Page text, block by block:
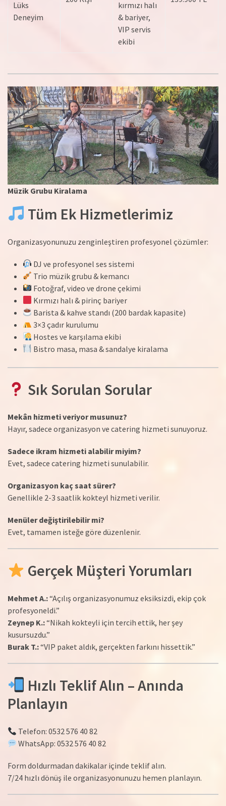
Lüks
Deneyim
kırmızı halı
& bariyer,
VIP servis
ekibi
Müzik Grubu Kiralama
Tüm Ek Hizmetlerimiz
Organizasyonunuzu zenginleştiren profesyonel çözümler:
DJ ve profesyonel ses sistemi
Trio müzik grubu & kemancı
Fotoğraf, video ve drone çekimi
Kırmızı halı & pirinç bariyer
Barista & kahve standı (200 bardak kapasite)
3×3 çadır kurulumu
Hostes ve karşılama ekibi
Bistro masa, masa & sandalye kiralama
Sık Sorulan Sorular
Mekân hizmeti veriyor musunuz?
Hayır, sadece organizasyon ve catering hizmeti sunuyoruz.
Sadece ikram hizmeti alabilir miyim?
Evet, sadece catering hizmeti sunulabilir.
Organizasyon kaç saat sürer?
Genellikle 2-3 saatlik kokteyl hizmeti verilir.
Menüler değiştirilebilir mi?
Evet, tamamen isteğe göre düzenlenir.
Gerçek Müşteri Yorumları
Mehmet A.:“Açılış organizasyonumuz eksiksizdi, ekip çok
profesyoneldi.”
Zeynep K.:“Nikah kokteyli için tercih ettik, her şey
kusursuzdu.”
Burak T.:“VIP paket aldık, gerçekten farkını hissettik.”
Hızlı Teklif Alın – Anında
Planlayın
Telefon: 0532 576 40 82
WhatsApp: 0532 576 40 82
Form doldurmadan dakikalar içinde teklif alın.
7/24 hızlı dönüş ile organizasyonunuzu hemen planlayın.